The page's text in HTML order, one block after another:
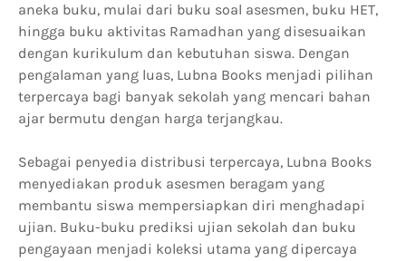
aneka buku, mulai dari buku soal asesmen, buku HET,
hingga buku aktivitas Ramadhan yang disesuaikan
dengan kurikulum dan kebutuhan siswa. Dengan
pengalaman yang luas, Lubna Books menjadi pilihan
terpercaya bagi banyak sekolah yang mencari bahan
ajar bermutu dengan harga terjangkau.
Sebagai penyedia distribusi terpercaya, Lubna Books
menyediakan produk asesmen beragam yang
membantu siswa mempersiapkan diri menghadapi
ujian. Buku-buku prediksi ujian sekolah dan buku
pengayaan menjadi koleksi utama yang dipercaya